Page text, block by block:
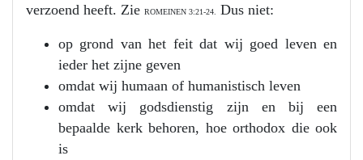
verzoend heeft. Zie ROMEINEN 3:21-24. Dus niet:
op grond van het feit dat wij goed leven en
ieder het zijne geven
omdat wij humaan of humanistisch leven
omdat wij godsdienstig zijn en bij een
bepaalde kerk behoren, hoe orthodox die ook
is